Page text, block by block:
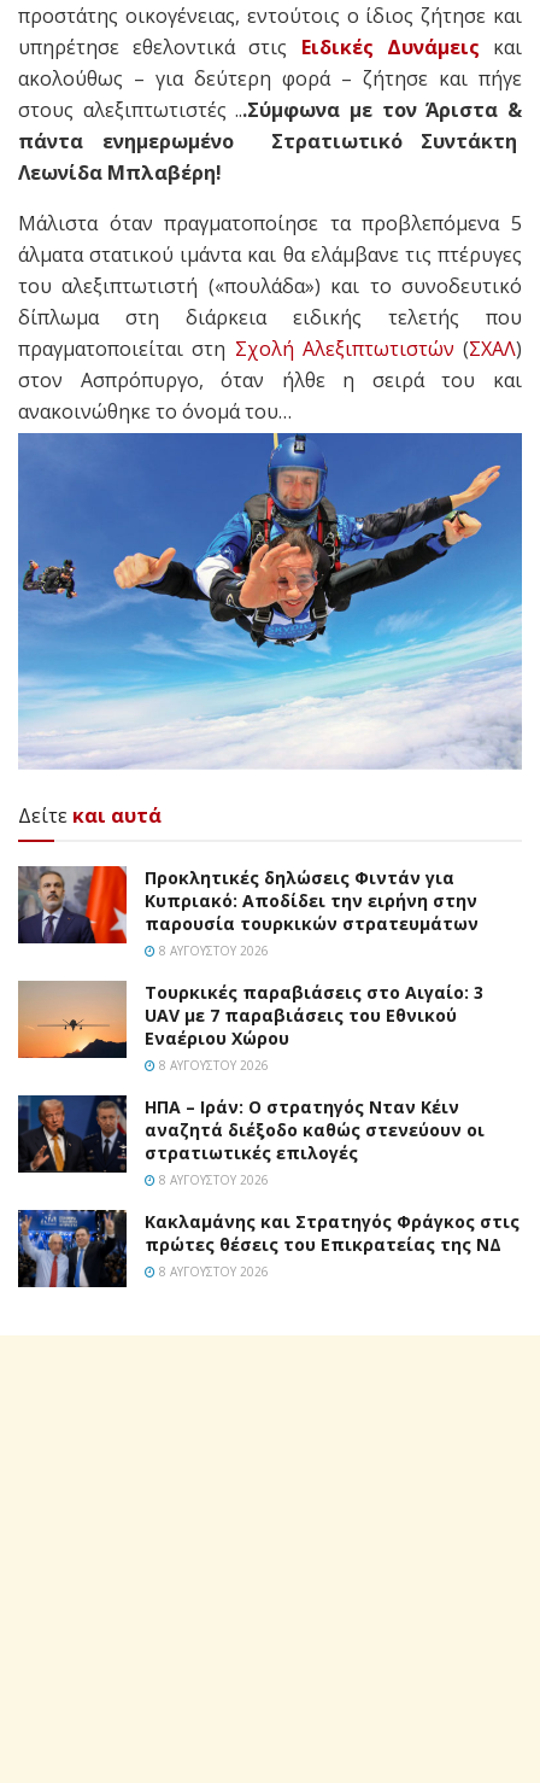
προστάτης οικογένειας, εντούτοις ο ίδιος ζήτησε και
υπηρέτησε εθελοντικά στις Ειδικές Δυνάμεις και
ακολούθως – για δεύτερη φορά – ζήτησε και πήγε
στους αλεξιπτωτιστές ...Σύμφωνα με τον Άριστα &
πάντα ενημερωμένο Στρατιωτικό Συντάκτη
Λεωνίδα Μπλαβέρη!
Μάλιστα όταν πραγματοποίησε τα προβλεπόμενα 5
άλματα στατικού ιμάντα και θα ελάμβανε τις πτέρυγες
του αλεξιπτωτιστή («πουλάδα») και το συνοδευτικό
δίπλωμα στη διάρκεια ειδικής τελετής που
πραγματοποιείται στη Σχολή Αλεξιπτωτιστών (ΣΧΑΛ)
στον Ασπρόπυργο, όταν ήλθε η σειρά του και
ανακοινώθηκε το όνομά του…
Δείτε και αυτά
Προκλητικές δηλώσεις Φιντάν για
Κυπριακό: Αποδίδει την ειρήνη στην
παρουσία τουρκικών στρατευμάτων
8 ΑΥΓΟΎΣΤΟΥ 2026
Τουρκικές παραβιάσεις στο Αιγαίο: 3
UAV με 7 παραβιάσεις του Εθνικού
Εναέριου Χώρου
8 ΑΥΓΟΎΣΤΟΥ 2026
ΗΠΑ – Ιράν: Ο στρατηγός Νταν Κέιν
αναζητά διέξοδο καθώς στενεύουν οι
στρατιωτικές επιλογές
8 ΑΥΓΟΎΣΤΟΥ 2026
Κακλαμάνης και Στρατηγός Φράγκος στις
πρώτες θέσεις του Επικρατείας της ΝΔ
8 ΑΥΓΟΎΣΤΟΥ 2026